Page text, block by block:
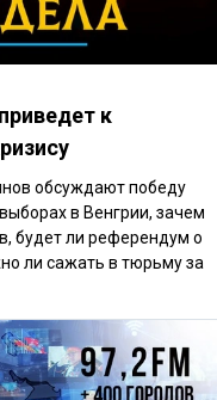
к
обсуждают победу
в Венгрии, зачем
будет ли референдум о
ли сажать в тюрьму за